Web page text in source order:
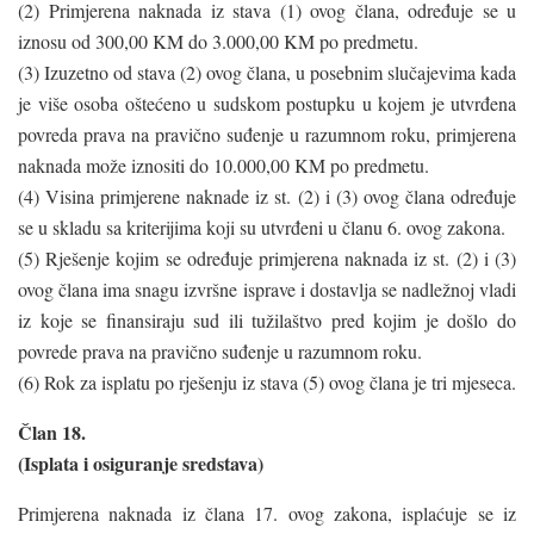
(2) Primjerena naknada iz stava (1) ovog člana, određuje se u
iznosu od 300,00 KM do 3.000,00 KM po predmetu.
(3) Izuzetno od stava (2) ovog člana, u posebnim slučajevima kada
je više osoba oštećeno u sudskom postupku u kojem je utvrđena
povreda prava na pravično suđenje u razumnom roku, primjerena
naknada može iznositi do 10.000,00 KM po predmetu.
(4) Visina primjerene naknade iz st. (2) i (3) ovog člana određuje
se u skladu sa kriterijima koji su utvrđeni u članu 6. ovog zakona.
(5) Rješenje kojim se određuje primjerena naknada iz st. (2) i (3)
ovog člana ima snagu izvršne isprave i dostavlja se nadležnoj vladi
iz koje se finansiraju sud ili tužilaštvo pred kojim je došlo do
povrede prava na pravično suđenje u razumnom roku.
(6) Rok za isplatu po rješenju iz stava (5) ovog člana je tri mjeseca.
Član 18.
(Isplata i osiguranje sredstava)
Primjerena naknada iz člana 17. ovog zakona, isplaćuje se iz